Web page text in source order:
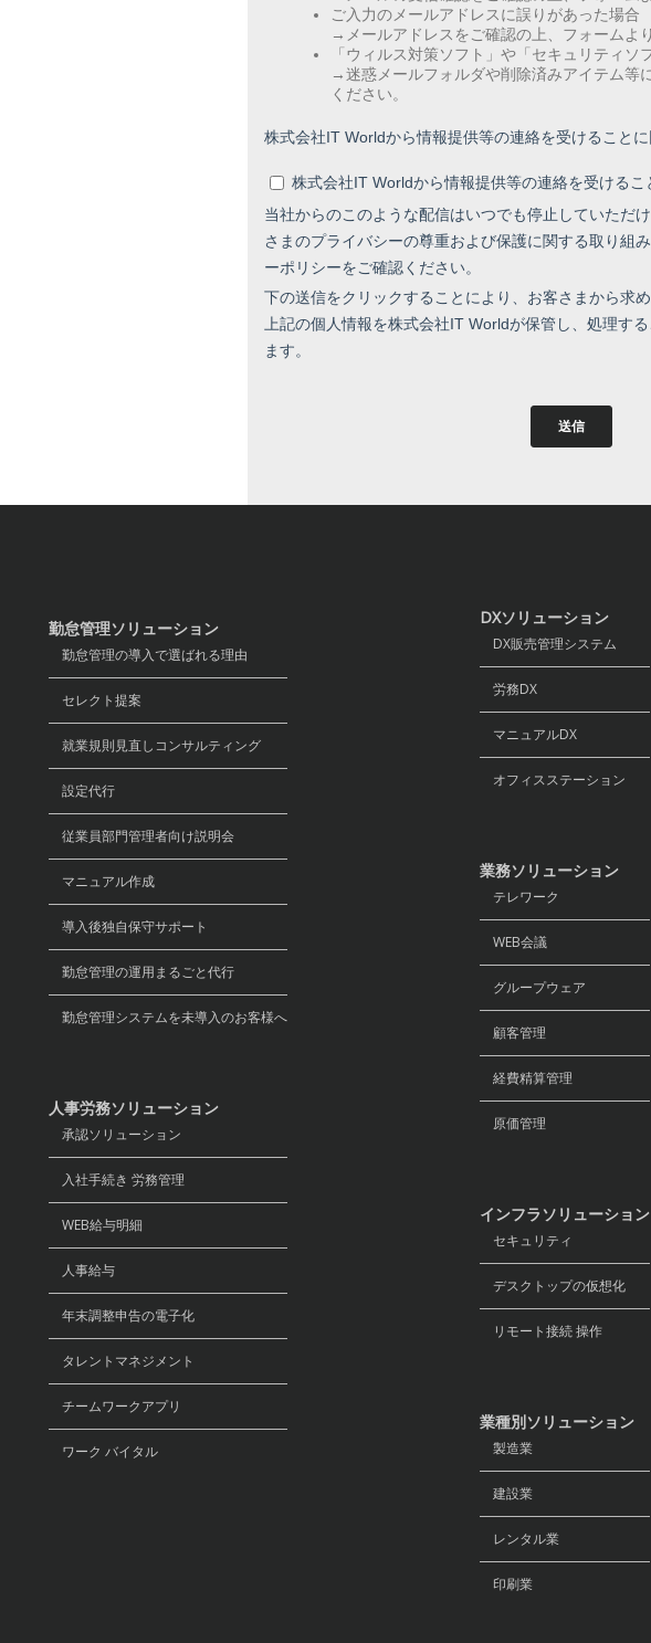
勤怠管理ソリューション
勤怠管理の導入で選ばれる理由
セレクト提案
就業規則見直しコンサルティング
設定代行
従業員部門管理者向け説明会
マニュアル作成
導入後独自保守サポート
勤怠管理の運用まるごと代行
勤怠管理システムを未導入のお客様へ
人事労務ソリューション
承認ソリューション
入社手続き 労務管理
WEB給与明細
人事給与
年末調整申告の電子化
タレントマネジメント
チームワークアプリ
ワーク バイタル
DXソリューション
DX販売管理システム
労務DX
マニュアルDX
オフィスステーション
業務ソリューション
テレワーク
WEB会議
グループウェア
顧客管理
経費精算管理
原価管理
インフラソリューション
セキュリティ
デスクトップの仮想化
リモート接続 操作
業種別ソリューション
製造業
建設業
レンタル業
印刷業